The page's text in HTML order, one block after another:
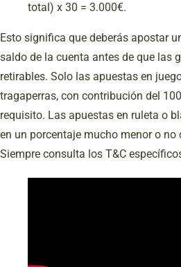
total) x 30 = 3.000€.
Esto significa que deberás apostar
saldo de la cuenta antes de que las
retirables. Solo las apuestas en
tragaperras, con contribución del
requisito. Las apuestas en ruleta o
en un porcentaje mucho menor o
Siempre consulta los T&C